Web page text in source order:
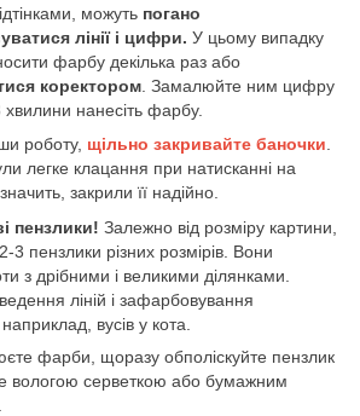
можуть погано
лінії і цифри. У цьому випадку
фарбу декілька раз або
коректором . Замалюйте ним цифру
хвилини нанесіть фарбу.
роботу, щільно закривайте баночки.
легке клацання при натисканні на
закрили її надійно.
пензлики! Залежно від розміру картини,
пензлики різних розмірів. Вони
з дрібними і великими ділянками.
ліній і зафарбовування
вусів у кота.
фарби, щоразу обполіскуйте пензлик
вологою серветкою або бумажним